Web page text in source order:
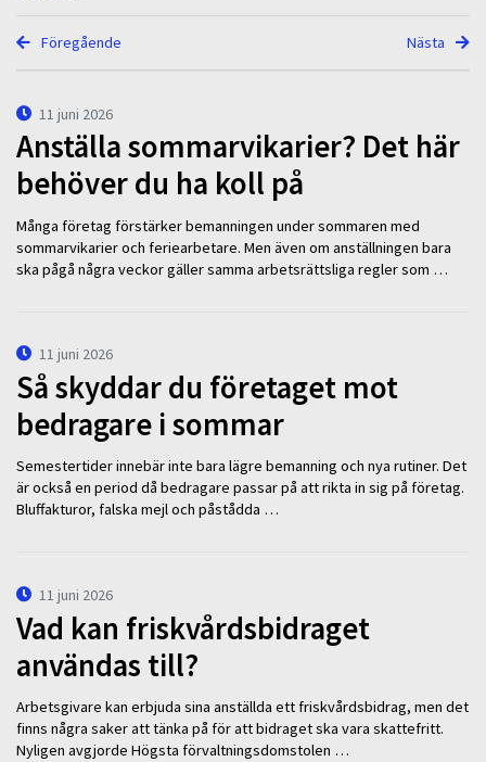
Föregående Nästa
11 juni 2026
Anställa sommarvikarier? Det här
behöver du ha koll på
Många företag förstärker bemanningen under sommaren med
sommarvikarier och feriearbetare. Men även om anställningen bara
ska pågå några veckor gäller samma arbetsrättsliga regler som …
11 juni 2026
Så skyddar du företaget mot
bedragare i sommar
Semestertider innebär inte bara lägre bemanning och nya rutiner. Det
är också en period då bedragare passar på att rikta in sig på företag.
Bluffakturor, falska mejl och påstådda …
11 juni 2026
Vad kan friskvårdsbidraget
användas till?
Arbetsgivare kan erbjuda sina anställda ett friskvårdsbidrag, men det
finns några saker att tänka på för att bidraget ska vara skattefritt.
Nyligen avgjorde Högsta förvaltningsdomstolen …